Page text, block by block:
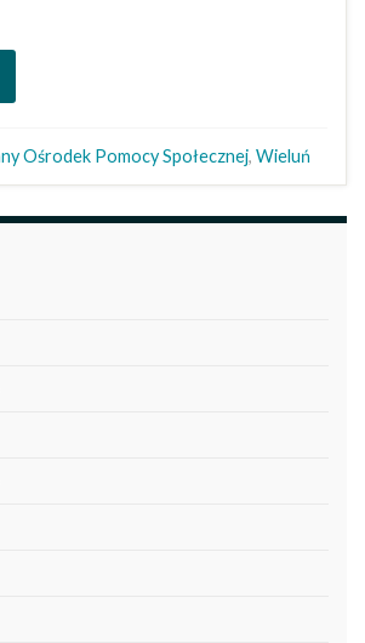
Ośrodek Pomocy Społecznej, Wieluń